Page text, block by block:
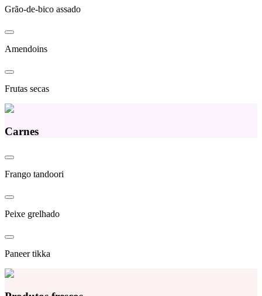
Grão-de-bico assado
Amendoins
Frutas secas
Carnes
Frango tandoori
Peixe grelhado
Paneer tikka